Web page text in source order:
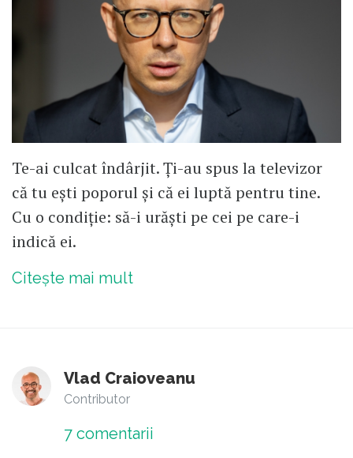
Te-ai culcat îndârjit. Ți-au spus la televizor
că tu ești poporul și că ei luptă pentru tine.
Cu o condiție: să-i urăști pe cei pe care-i
indică ei.
Citește mai mult
Vlad Craioveanu
Contributor
7 comentarii